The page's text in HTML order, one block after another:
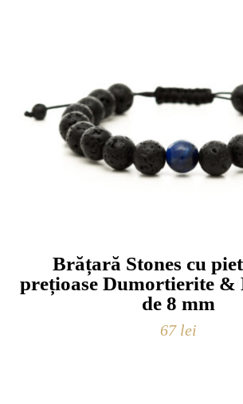
Brățară Stones cu
prețioase Dumortierite &
de 8 mm
67 lei